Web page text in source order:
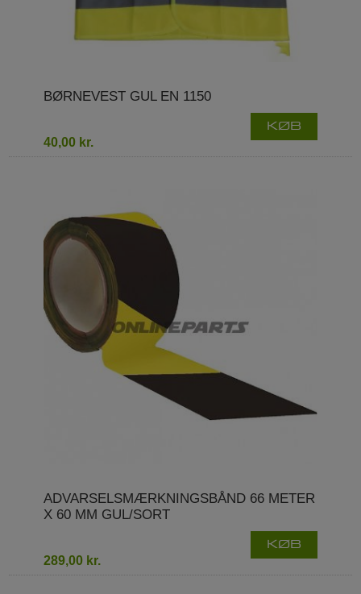
BØRNEVEST GUL EN 1150
40,00 kr.
KØB
ADVARSELSMÆRKNINGSBÅND 66 METER
X 60 MM GUL/SORT
289,00 kr.
KØB